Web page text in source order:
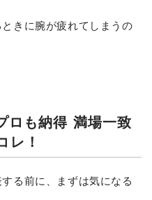
きに腕が疲れてしまうの
ロも納得 満場一致
レ！
る前に、まずは気になる